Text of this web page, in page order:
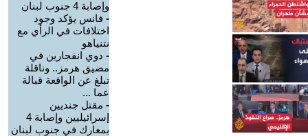
وإصابة 4 جنوب لبنان
- فانس يؤكد وجود
اختلافات في الرأي مع
نتنياهو
- دوي انفجارين في
مضيق هرمز.. وناقلة
تبلغ عن الواقعة قبالة
عما ...
- مقتل جنديين
إسرائيليين وإصابة 4
بمعارك في جنوب لبنان